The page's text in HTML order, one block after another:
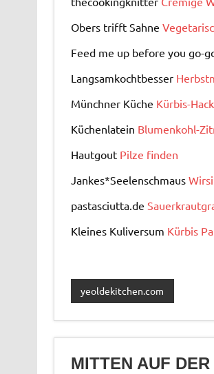
Obers trifft Sahne
Feed me up before you go-
Langsamkochtbesser
Münchner Küche Kürbis-
Küchenlatein Blumenkohl-
Hautgout Pilze finden
Jankes*Seelenschmaus
pastasciutta.de
Kleines Kuliversum Kürbis
yeoldekitchen.com
MITTEN AUF